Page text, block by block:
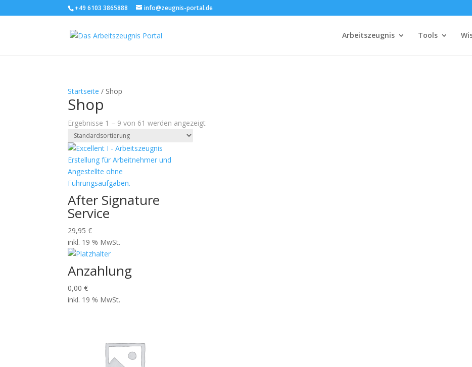
+49 6103 3865888 info@zeugnis-portal.de
Arbeitszeugnis Tools
Startseite / Shop
Shop
Ergebnisse 1 – 9 von 61 werden angezeigt
After Signature
Service
29,95€
inkl. 19 % MwSt.
Anzahlung
0,00€
inkl. 19 % MwSt.